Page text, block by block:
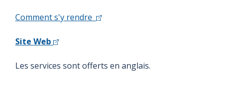
Comment s'y rendre
Site Web
Les services sont offerts en anglais.